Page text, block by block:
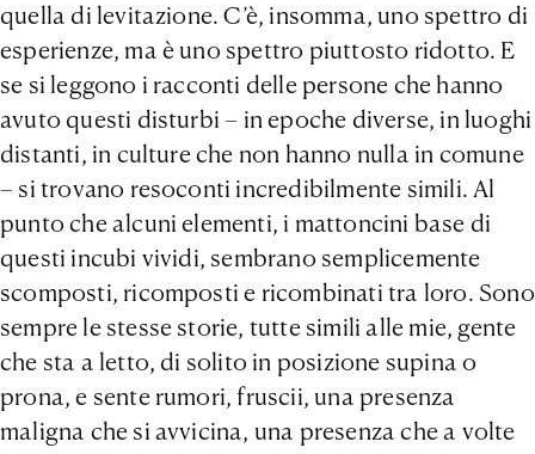
quella di levitazione. C’è, insomma, uno spettro di
esperienze, ma è uno spettro piuttosto ridotto. E
se si leggono i racconti delle persone che hanno
avuto questi disturbi – in epoche diverse, in luoghi
distanti, in culture che non hanno nulla in comune
– si trovano resoconti incredibilmente simili. Al
punto che alcuni elementi, i mattoncini base di
questi incubi vividi, sembrano semplicemente
scomposti, ricomposti e ricombinati tra loro. Sono
sempre le stesse storie, tutte simili alle mie, gente
che sta a letto, di solito in posizione supina o
prona, e sente rumori, fruscii, una presenza
maligna che si avvicina, una presenza che a volte